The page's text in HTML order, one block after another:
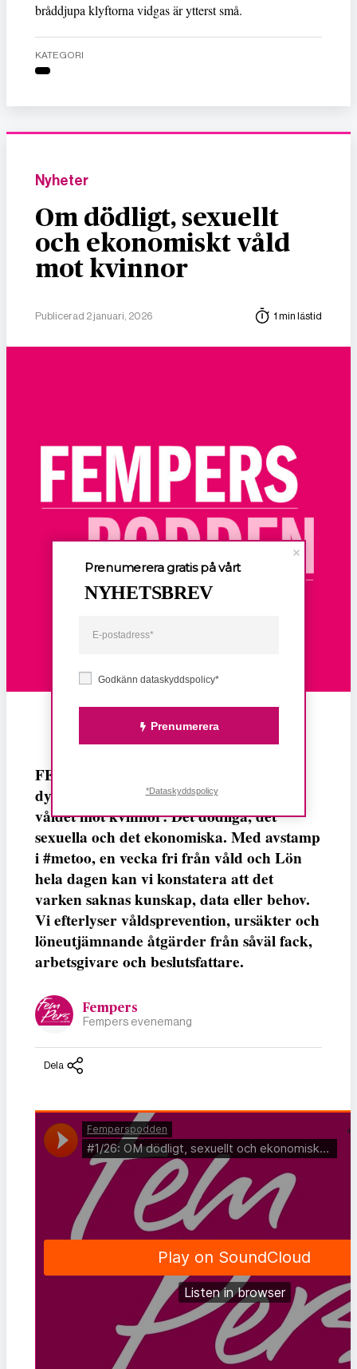
bråddjupa klyftorna vidgas är ytterst små.
KATEGORI
Nyheter
Om dödligt, sexuellt
och ekonomiskt våld
mot kvinnor
Publicerad 2 januari, 2026 1 min lästid
FEMPERSPODDEN: I årets första podd
dyker vi ner i det ständigt lika aktuella
våldet mot kvinnor: Det dödliga, det
sexuella och det ekonomiska. Med avstamp
i #metoo, en vecka fri från våld och Lön
hela dagen kan vi konstatera att det
varken saknas kunskap, data eller behov.
Vi efterlyser våldsprevention, ursäkter och
löneutjämnande åtgärder från såväl fack,
arbetsgivare och beslutsfattare.
Fempers
Fempers evenemang
Dela
Godkänn dataskyddspolicy*
Prenumerera
Prenumerera gratis på vårt
NYHETSBREV
*Dataskyddspolicy